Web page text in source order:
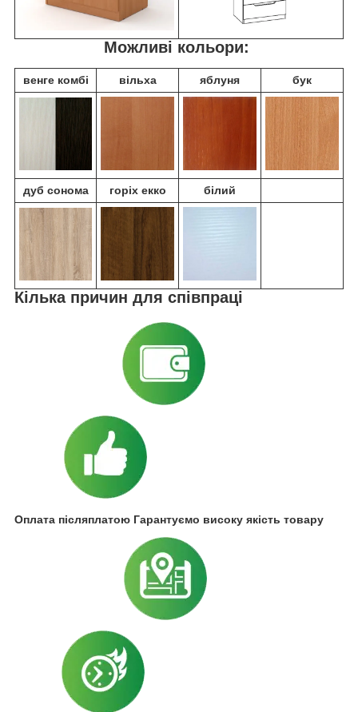
Можливі кольори:
венге комбі вільха яблуня бук
дуб сонома горіх екко білий
Кілька причин для співпраці
Оплата післяплатою Гарантуємо високу якість товару